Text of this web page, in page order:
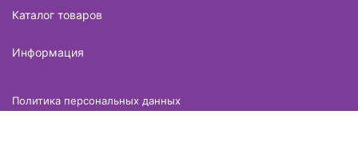
Каталог товаров
Информация
Политика персональных данных